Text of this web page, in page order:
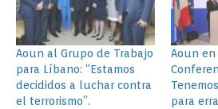
Aoun al Grupo de Trabajo
para Líbano: “Estamos
decididos a luchar contra
el terrorismo”.
Aoun
para